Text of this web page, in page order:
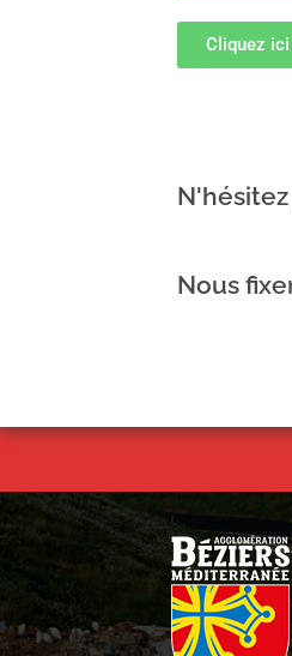
Cliquez ici
Nous